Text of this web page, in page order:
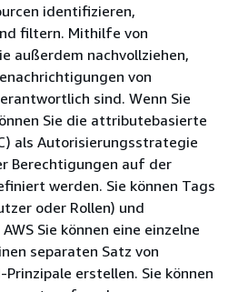
identifizieren,
filtern. Mithilfe von
außerdem nachvollziehen,
von
sind. Wenn Sie
Sie die attributebasierte
als Autorisierungsstrategie
Berechtigungen auf der
werden. Sie können Tags
oder Rollen) und
Sie können eine einzelne
separaten Satz von
erstellen. Sie können